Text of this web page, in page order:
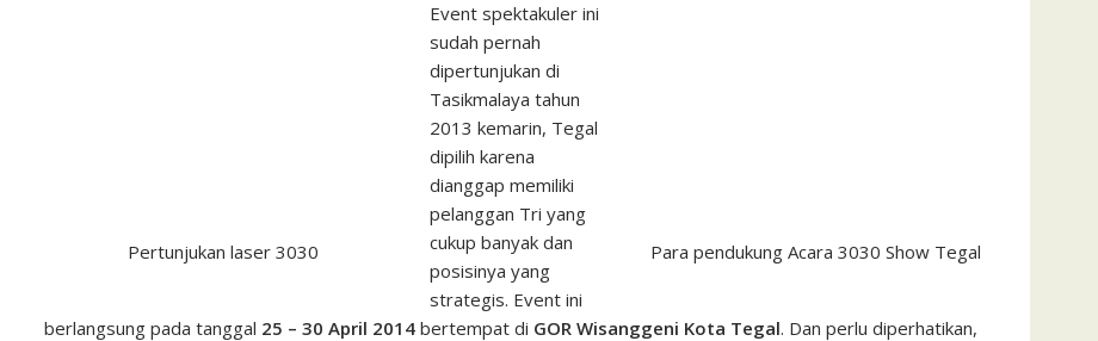
Pertunjukan laser 3030 Para pendukung Acara 3030 Show Tegal
Event spektakuler ini
sudah pernah
dipertunjukan di
Tasikmalaya tahun
2013 kemarin, Tegal
dipilih karena
dianggap memiliki
pelanggan Tri yang
cukup banyak dan
posisinya yang
strategis. Event ini
berlangsung pada tanggal 25 – 30 April 2014 bertempat di GOR Wisanggeni Kota Tegal. Dan perlu diperhatikan,